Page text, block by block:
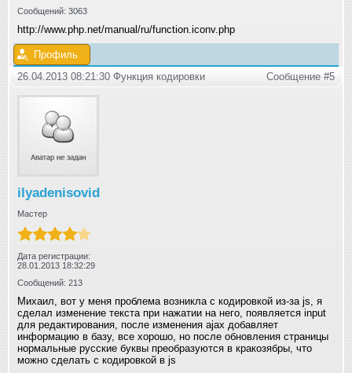
Сообщений: 3063
http://www.php.net/manual/ru/function.iconv.php
Профиль
26.04.2013 08:21:30 Функция кодировки
Сообщение #5
ilyadenisovid
Мастер
Дата регистрации:
28.01.2013 18:32:29
Сообщений: 213
Михаил, вот у меня проблема возникла с кодировкой из-за js, я
сделал изменение текста при нажатии на него, появляется input
для редактирования, после изменения ajax добавляет
информацию в базу, все хорошо, но после обновления страницы
нормальные русские буквы преобразуются в кракозябры, что
можно сделать с кодировкой в js